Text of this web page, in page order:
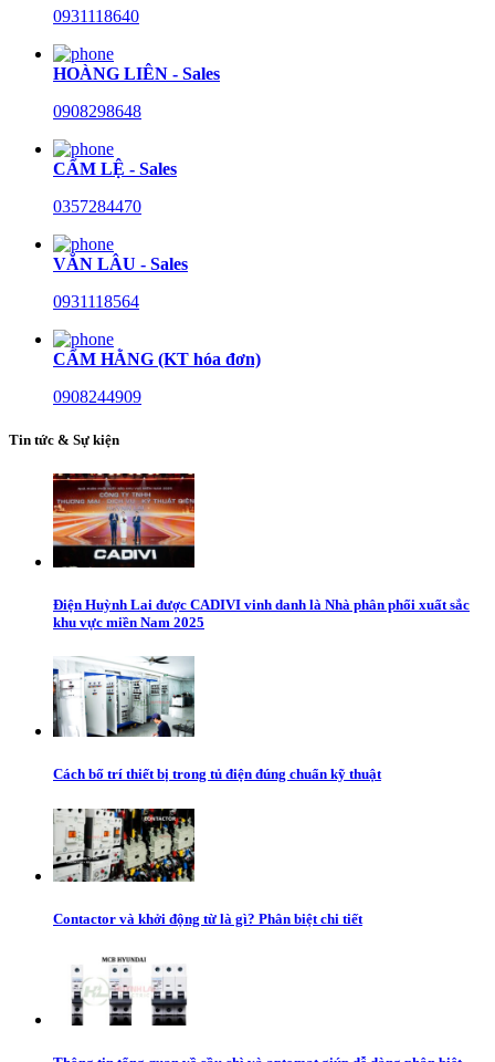
0931118640
HOÀNG LIÊN - Sales
0908298648
CẨM LỆ - Sales
0357284470
VĂN LÂU - Sales
0931118564
CẨM HẰNG (KT hóa đơn)
0908244909
Tin tức & Sự kiện
Điện Huỳnh Lai được CADIVI vinh danh là Nhà phân phối xuất sắc
khu vực miền Nam 2025
Cách bố trí thiết bị trong tủ điện đúng chuẩn kỹ thuật
Contactor và khởi động từ là gì? Phân biệt chi tiết